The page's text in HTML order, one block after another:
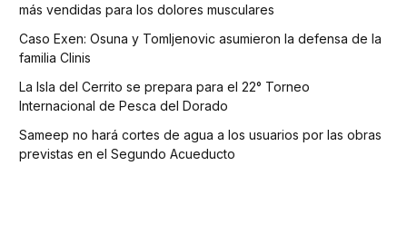
más vendidas para los dolores musculares
Caso Exen: Osuna y Tomljenovic asumieron la defensa de la
familia Clinis
La Isla del Cerrito se prepara para el 22° Torneo
Internacional de Pesca del Dorado
Sameep no hará cortes de agua a los usuarios por las obras
previstas en el Segundo Acueducto